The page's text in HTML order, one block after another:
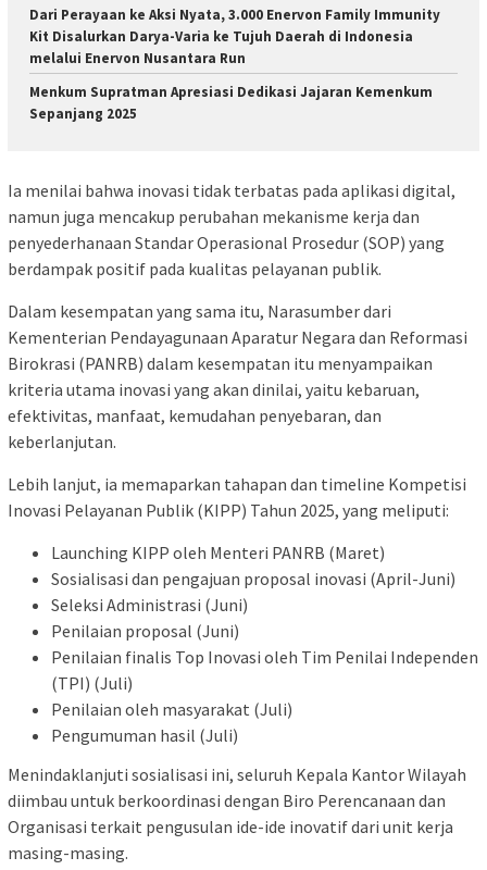
Dari Perayaan ke Aksi Nyata, 3.000 Enervon Family Immunity
Kit Disalurkan Darya-Varia ke Tujuh Daerah di Indonesia
melalui Enervon Nusantara Run
Menkum Supratman Apresiasi Dedikasi Jajaran Kemenkum
Sepanjang 2025
Ia menilai bahwa inovasi tidak terbatas pada aplikasi digital,
namun juga mencakup perubahan mekanisme kerja dan
penyederhanaan Standar Operasional Prosedur (SOP) yang
berdampak positif pada kualitas pelayanan publik.
Dalam kesempatan yang sama itu, Narasumber dari
Kementerian Pendayagunaan Aparatur Negara dan Reformasi
Birokrasi (PANRB) dalam kesempatan itu menyampaikan
kriteria utama inovasi yang akan dinilai, yaitu kebaruan,
efektivitas, manfaat, kemudahan penyebaran, dan
keberlanjutan.
Lebih lanjut, ia memaparkan tahapan dan timeline Kompetisi
Inovasi Pelayanan Publik (KIPP) Tahun 2025, yang meliputi:
Launching KIPP oleh Menteri PANRB (Maret)
Sosialisasi dan pengajuan proposal inovasi (April-Juni)
Seleksi Administrasi (Juni)
Penilaian proposal (Juni)
Penilaian finalis Top Inovasi oleh Tim Penilai Independen
(TPI) (Juli)
Penilaian oleh masyarakat (Juli)
Pengumuman hasil (Juli)
Menindaklanjuti sosialisasi ini, seluruh Kepala Kantor Wilayah
diimbau untuk berkoordinasi dengan Biro Perencanaan dan
Organisasi terkait pengusulan ide-ide inovatif dari unit kerja
masing-masing.